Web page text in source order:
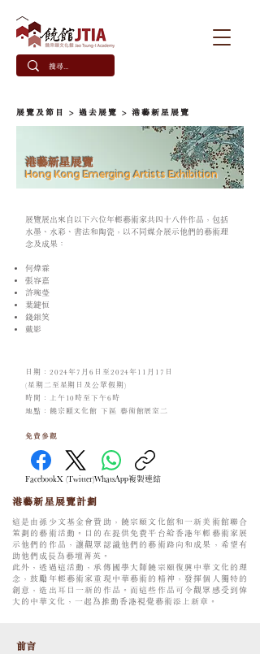
​展覽及節目 > 過去展覽 > 港藝新星展覽
港藝新星展覽
Hong Kong Emerging Artists Exhibition
展覽展出來自以下六位年輕藝術家共四十八件作品，包括
水墨、水彩、書法和陶瓷，以不同媒介展示他們的藝術理
念及成果：
何煒霖
張容嘉
許琬瑩
葉鍵恒
錢銀笑
戴影
日期：2024年7月6日至2024年11月17日
(星期二至星期日及公眾假期)
時間：上午10時至下午6時
地點：饒宗頤文化館 下區 藝術館展室二
​免費參觀
FacebookX (Twitter)WhatsApp複製連結
港藝新星展覽計劃
這是由孫少文基金會贊助，饒宗頤文化館和一新美術館聯合
策劃的藝術活動。目的在提供免費平台給香港年輕藝術家展
示他們的作品，讓觀眾認識他們的藝術路向和成果，希望有
助他們成長為藝壇菁英。
此外，透過這活動，承傳國學大師饒宗頤復興中華文化的理
念，鼓勵年輕藝術家重現中華藝術的精神，發揮個人獨特的
創意，造出耳目一新的作品。而這些作品可令觀眾感受到偉
大的中華文化，一起為推動香港視覺藝術添上新章。
前言